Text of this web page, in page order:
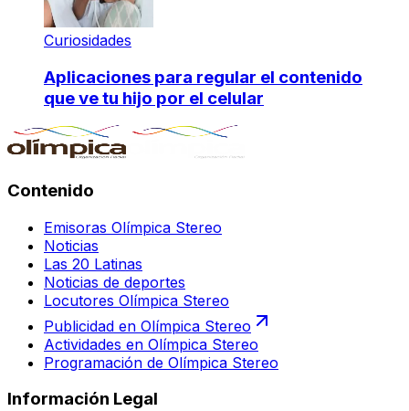
Curiosidades
Aplicaciones para regular el contenido
que ve tu hijo por el celular
Contenido
Emisoras Olímpica Stereo
Noticias
Las 20 Latinas
Noticias de deportes
Locutores Olímpica Stereo
Publicidad en Olímpica Stereo
Actividades en Olímpica Stereo
Programación de Olímpica Stereo
Información Legal